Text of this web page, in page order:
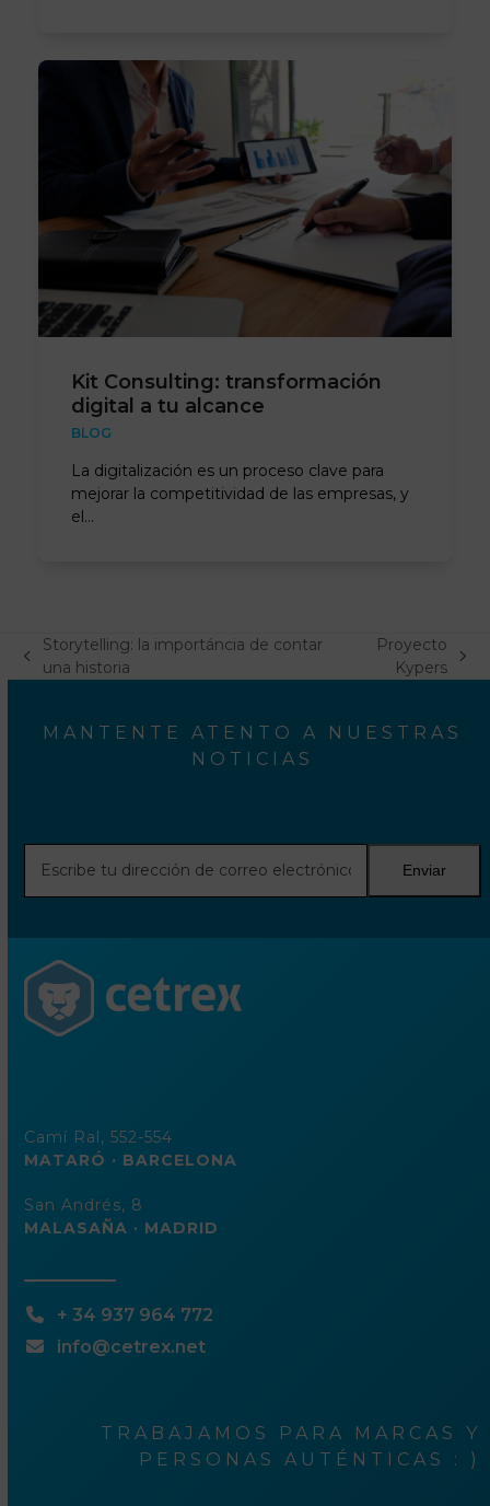
Kit Consulting: transformación
digital a tu alcance
BLOG
La digitalización es un proceso clave para
mejorar la competitividad de las empresas, y
el…
previous
Storytelling: la importáncia de contar
una historia
Proyecto
Kypers
MANTENTE ATENTO A NUESTRAS
NOTICIAS
dirección
electrónico
Enviar
Camí Ral, 552-554
MATARÓ · BARCELONA
San Andrés, 8
MALASAÑA · MADRID
+ 34 937 964 772
info@cetrex.net
TRABAJAMOS PARA MARCAS Y
PERSONAS AUTÉNTICAS : )